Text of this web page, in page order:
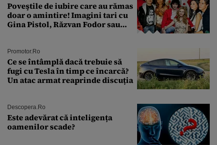
Poveştile de iubire care au rămas
doar o amintire! Imagini tari cu
Gina Pistol, Răzvan Fodor sau
Promotor.ro
Ce se întâmplă dacă trebuie să
fugi cu Tesla în timp ce încarcă?
Un atac armat reaprinde discuția
Descopera.ro
Este adevărat că inteligența
oamenilor scade?